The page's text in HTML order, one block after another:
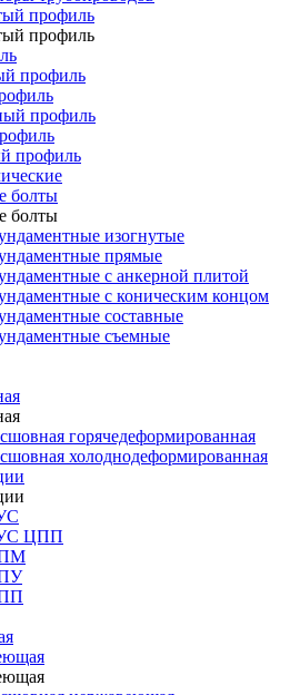
профиль
профиль
профиль
профиль
профиль
болты
болты
изогнутые
прямые
с анкерной плитой
с коническим концом
составные
съемные
горячедеформированная
холоднодеформированная
ЦПП